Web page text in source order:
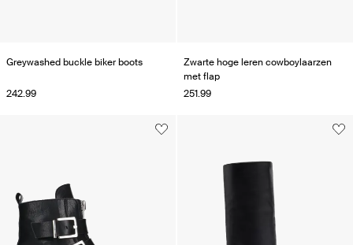
Greywashed buckle biker boots
242.99
Zwarte hoge leren cowboylaarzen
met flap
251.99